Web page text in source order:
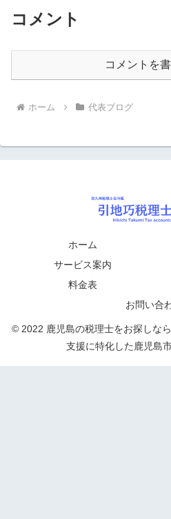
コメント
コメントを
ホーム 代表ブログ
ホーム
サービス案内
料金表
お問い合
© 2022 鹿児島の税理士をお探しな
支援に特化した鹿児島